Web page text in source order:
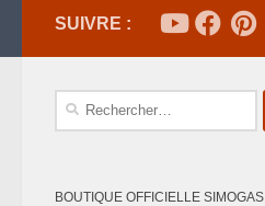
SUIVRE :
Rechercher :
BOUTIQUE OFFICIELLE SIMOGAS